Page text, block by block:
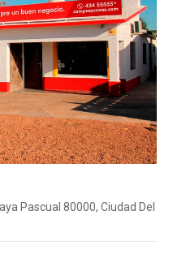
Pascual 80000, Ciudad Del